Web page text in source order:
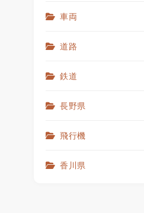
車両
道路
鉄道
長野県
飛行機
香川県